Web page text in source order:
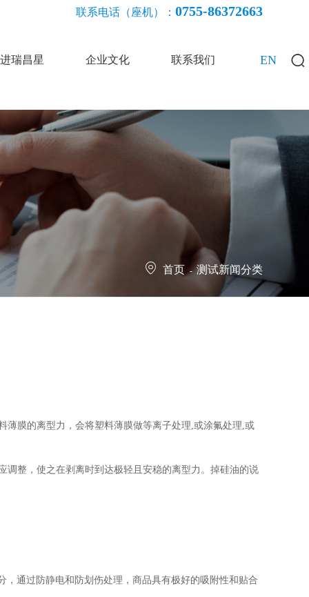
联系电话（座机）： 0755-86372663
瑞昌星 企业文化 联系我们 EN
首页 - 测试新闻分类
薄膜的离型力，会将塑料薄膜做等离子处理,或涂氟处理,或
整，使之在剥离时到达极轻且安稳的离型力。掉硅油的说
，通过防静电和防划伤处理，商品具有极好的吸附性和贴合